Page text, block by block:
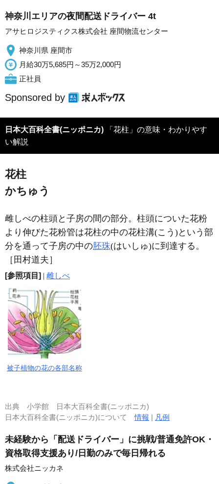
神奈川エリアの夜間配送ドライバー 4t
アサヒロジスティクス株式会社 座間物流センター
神奈川県 座間市
月給30万5,685円～35万2,000円
正社員
Sponsored by
日本大百科全書(ニッポニカ) 「花柱」の意味・わかりやす
い解説
花柱
かちゅう
雌しべの柱頭と子房の間の部分。柱頭についた花粉
より伸びた花粉管は花柱の中の花柱溝(こう)という部
分を通って子房の中の胚珠(はいしゅ)に到達する。
［田村道夫］
[参照項目] | 雌しべ
被子植物の花の各部名称
出典 小学館 日本大百科全書(ニッポニカ)
日本大百科全書(ニッポニカ)について情報 | 凡例
未経験から「配送ドライバー」に挑戦/普通免許OK・
資格取得支援あり/日勤のみで毎日帰れる
株式会社ニッカネ